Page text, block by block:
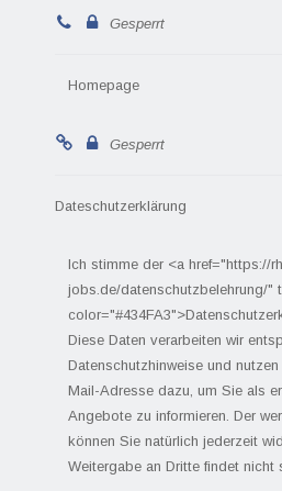
Gesperrt
Homepage
Gesperrt
Dateschutzerklärung
Ich stimme der <a href="https://
jobs.de/datenschutzbelehrung/"
Diese Daten verarbeiten wir
Datenschutzhinweise und
Mail-Adresse dazu, um Sie als
Angebote zu informieren. Der
können Sie natürlich jederzeit
Weitergabe an Dritte findet nicht